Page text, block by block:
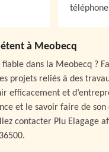
à Meobecq
dans la Meobecq ?
projets reliés à des
efficacement et
et le savoir faire de
contacter Plu Elagage